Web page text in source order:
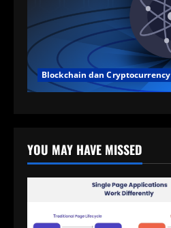
Blockchain dan Cryptocurrency
YOU MAY HAVE MISSED